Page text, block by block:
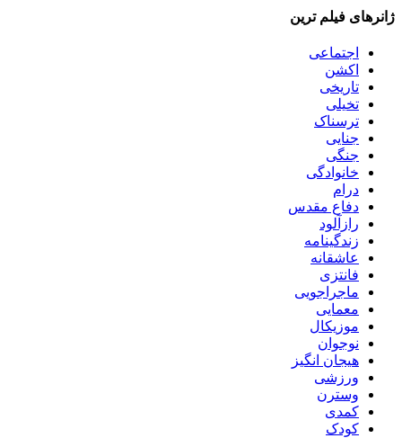
ژانرهای فیلم ترین
اجتماعی
اکشن
تاریخی
تخیلی
ترسناک
جنایی
جنگی
خانوادگی
درام
دفاع مقدس
رازآلود
زندگینامه
عاشقانه
فانتزی
ماجراجویی
معمایی
موزیکال
نوجوان
هیجان انگیز
ورزشی
وسترن
کمدی
کودک